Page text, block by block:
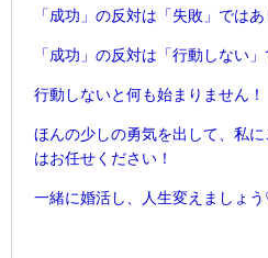
「成功」の反対は 「失敗」ではあ
「成功」の反対は 「行動しない」
行動しないと何も始まりません！
ほんの少しの勇気を出して、 私に
はお任せください！
一緒に婚活し、人生変えましょ